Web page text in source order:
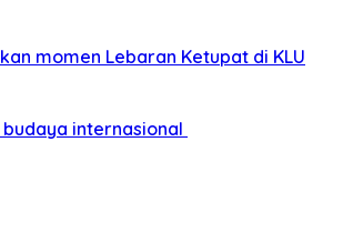
momen Lebaran Ketupat di KLU
internasional